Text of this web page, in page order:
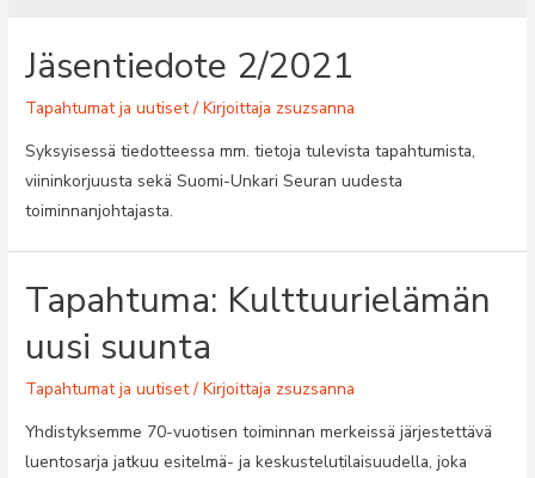
Jäsentiedote 2/2021
Tapahtumat ja uutiset/ Kirjoittaja zsuzsanna
Syksyisessä tiedotteessa mm. tietoja tulevista tapahtumista,
viininkorjuusta sekä Suomi-Unkari Seuran uudesta
toiminnanjohtajasta.
Tapahtuma: Kulttuurielämän
uusi suunta
Tapahtumat ja uutiset/ Kirjoittaja zsuzsanna
Yhdistyksemme 70-vuotisen toiminnan merkeissä järjestettävä
luentosarja jatkuu esitelmä- ja keskustelutilaisuudella, joka